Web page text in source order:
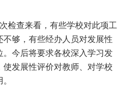
查来看，有些学校对此项工
够，有些经办人员对发展性
今后将要求各校深入学习发
使发展性评价对教师、对学校